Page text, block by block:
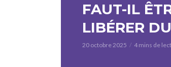
FAUT-IL
LIBÉRER
20 octobre 2025 4 mins de